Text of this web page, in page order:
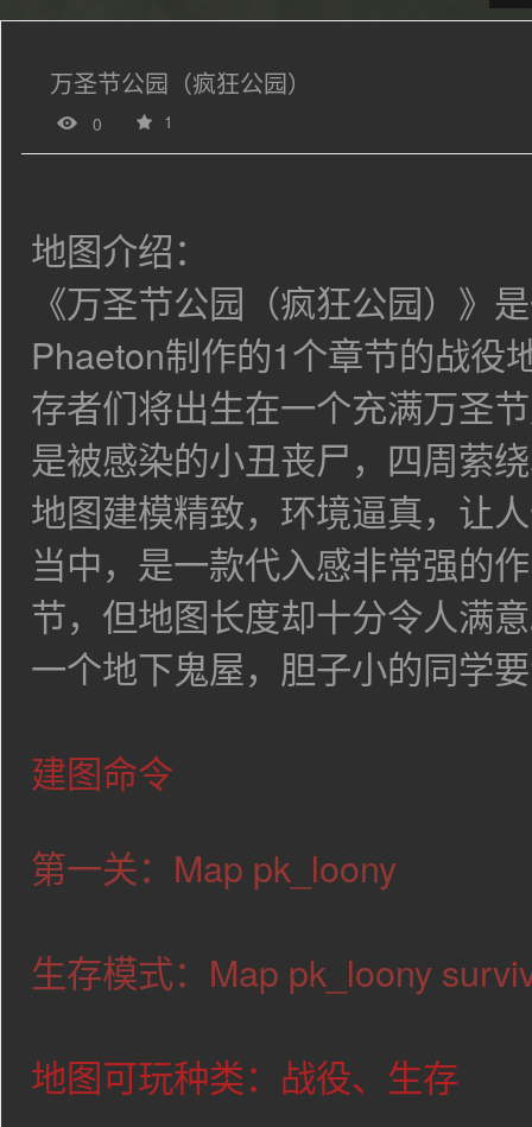
万圣节公园（疯狂公园）
0 1
地图介绍：
《万圣节公园（疯狂公园）》
Phaeton制作的1个章节的战役
存者们将出生在一个充满万圣
是被感染的小丑丧尸，四周萦
地图建模精致，环境逼真，让
当中，是一款代入感非常强的
节，但地图长度却十分令人满
一个地下鬼屋，胆子小的同学
建图命令
第一关：Map pk_loony
生存模式：Map pk_loony
地图可玩种类：战役、生存